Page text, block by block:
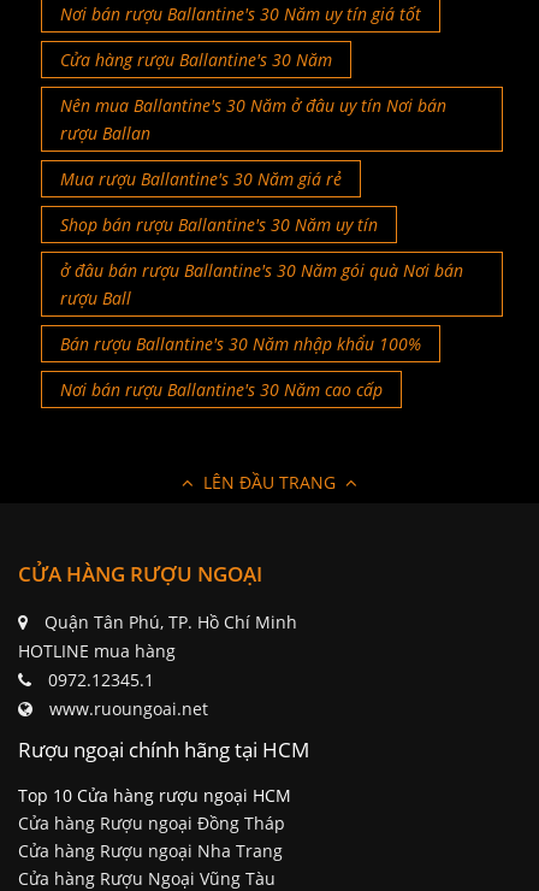
Nơi bán rượu Ballantine's 30 Năm uy tín giá tốt
Cửa hàng rượu Ballantine's 30 Năm
Nên mua Ballantine's 30 Năm ở đâu uy tín Nơi bán
rượu Ballan
Mua rượu Ballantine's 30 Năm giá rẻ
Shop bán rượu Ballantine's 30 Năm uy tín
ở đâu bán rượu Ballantine's 30 Năm gói quà Nơi bán
rượu Ball
Bán rượu Ballantine's 30 Năm nhập khẩu 100%
Nơi bán rượu Ballantine's 30 Năm cao cấp
LÊN ĐẦU TRANG
CỬA HÀNG RƯỢU NGOẠI
Quận Tân Phú, TP. Hồ Chí Minh
HOTLINE mua hàng
0972.12345.1
www.ruoungoai.net
Rượu ngoại chính hãng tại HCM
Top 10 Cửa hàng rượu ngoại HCM
Cửa hàng Rượu ngoại Đồng Tháp
Cửa hàng Rượu ngoại Nha Trang
Cửa hàng Rượu Ngoại Vũng Tàu